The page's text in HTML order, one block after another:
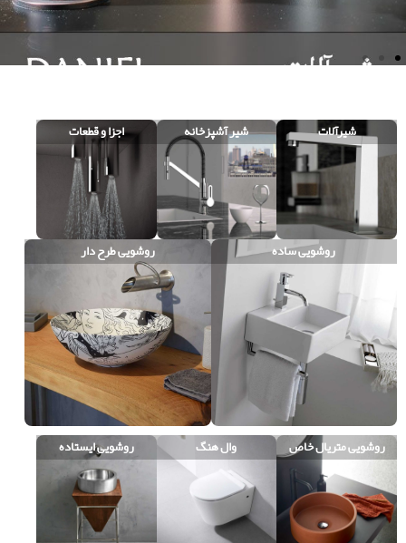
شیرآلات شیر آشپزخانه اجزا و قطعات
روشویی ساده روشویی طرح دار
روشویی متریال خاص وال هنگ روشویی ایستاده